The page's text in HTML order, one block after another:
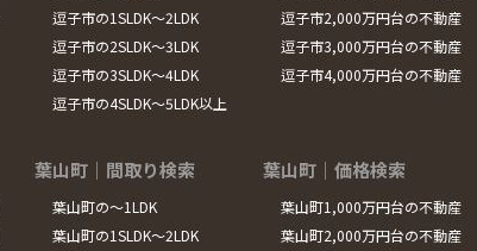
逗子市の1SLDK～2LDK
逗子市の2SLDK～3LDK
逗子市の3SLDK～4LDK
逗子市の4SLDK～5LDK以上
逗子市2,000万円台の不動産
逗子市3,000万円台の不動産
逗子市4,000万円台の不動産
葉山町｜間取り検索
葉山町の～1LDK
葉山町の1SLDK～2LDK
葉山町｜価格検索
葉山町1,000万円台の不動産
葉山町2,000万円台の不動産